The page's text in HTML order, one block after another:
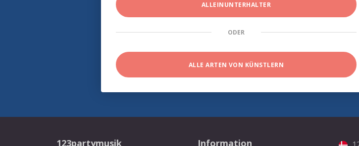
ALLEINUNTERHALTER
ODER
ALLE ARTEN VON KÜNSTLERN
123partymusik Information